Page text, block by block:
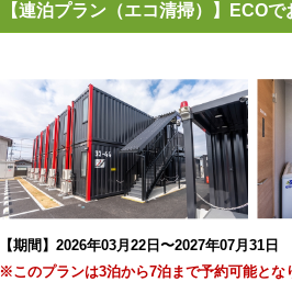
【連泊プラン（エコ清掃）】ECO
【期間】2026年03月22日〜2027年07月31日
※このプランは3泊から7泊まで予約可能とな